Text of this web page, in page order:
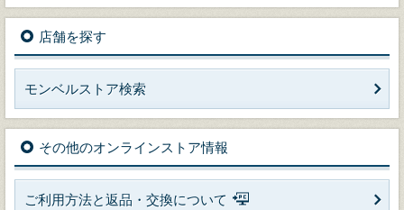
店舗を探す
モンベルストア検索
その他のオンラインストア情報
ご利用方法と返品・交換について